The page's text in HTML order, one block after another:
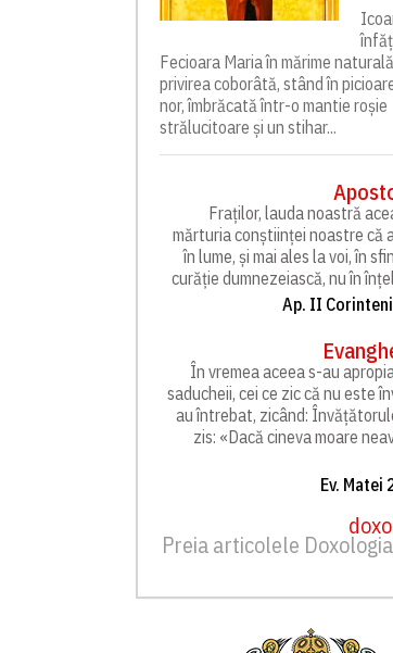
Fecioara Maria în mărime
privirea coborâtă, stând în
nor, îmbrăcată într-o mantie roșie
strălucitoare și un stihar...
Fraților, lauda noastră
mărturia conștiinței noastre că
în lume, și mai ales la voi, în
curăție dumnezeiască, nu în
Ap. II
În vremea aceea s-au
saducheii, cei ce zic că nu este
au întrebat, zicând:
zis: «Dacă cineva moare
Ev. Matei
Preia articolele